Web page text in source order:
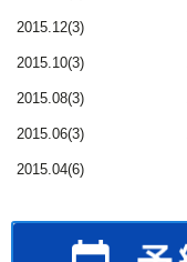
2015.12(3)
2015.10(3)
2015.08(3)
2015.06(3)
2015.04(6)